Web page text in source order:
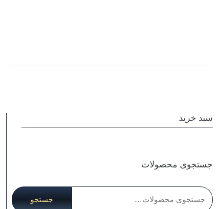
سبد خرید
جستجوی محصولات
جستجو
برای:
جستجو